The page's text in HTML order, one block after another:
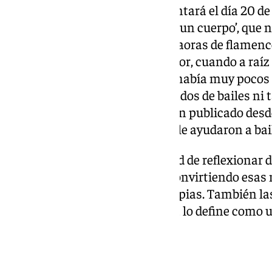
Para terminar Amalgama se contará el día 20
de Leonor Leal llamado ‘De voz, un cuerpo’,
investigación y diálogo con bailaoras de
empezó en 2019, comenta Leonor, cuando a
las líneas’, me di cuenta de que había muy
flamenco y no me refiero a tratados de bailes
a que hay pocos cuerpos que han publicado
sus notaciones personales que le ayudaron a
Es así como «siento la necesidad de
algo con ello a nivel escénico, convirtiendo
creación. Y no sólo las mías propias. También
mucho más que yo». La bailaora lo define